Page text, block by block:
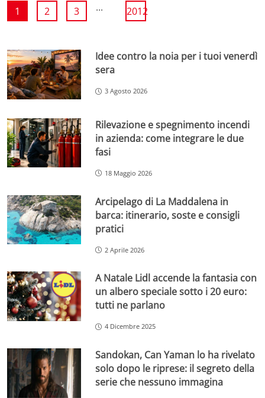
1 2 3 ... 2012
Idee contro la noia per i tuoi venerdì
sera
3 Agosto 2026
Rilevazione e spegnimento incendi
in azienda: come integrare le due
fasi
18 Maggio 2026
Arcipelago di La Maddalena in
barca: itinerario, soste e consigli
pratici
2 Aprile 2026
A Natale Lidl accende la fantasia con
un albero speciale sotto i 20 euro:
tutti ne parlano
4 Dicembre 2025
Sandokan, Can Yaman lo ha rivelato
solo dopo le riprese: il segreto della
serie che nessuno immagina